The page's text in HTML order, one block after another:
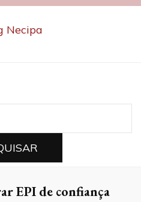
EPI de confiança